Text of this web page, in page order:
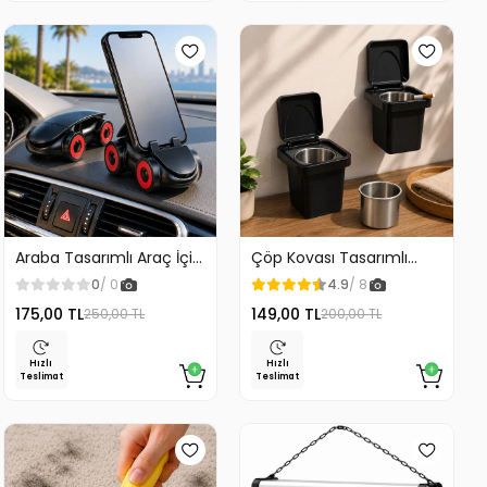
Araba Tasarımlı Araç İçi
Telefon Tutucu 360
Dönebilen Ayarlı
0/ 0
175,00 TL250,00 TL
Hızlı
Teslimat
Çöp Kovası Tasarımlı
Küllük Duvar Masaüstü
ve Araç İçin Uygun
Kullanım
4.9/ 8
149,00 TL200,00 TL
Hızlı
Teslimat